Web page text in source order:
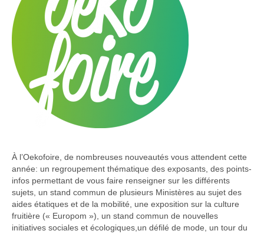
À l’Oekofoire, de nombreuses nouveautés vous attendent cette
année: un regroupement thématique des exposants, des points-
infos permettant de vous faire renseigner sur les différents
sujets, un stand commun de plusieurs Ministères au sujet des
aides étatiques et de la mobilité, une exposition sur la culture
fruitière (« Europom »), un stand commun de nouvelles
initiatives sociales et écologiques,un défilé de mode, un tour du